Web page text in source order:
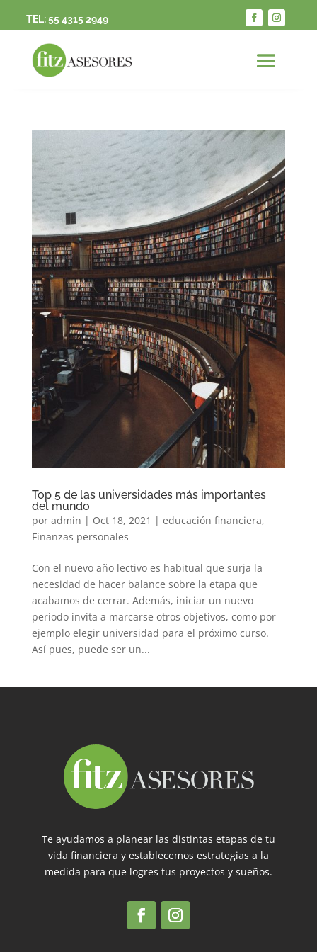
TEL:55 4315 2949
Top 5 de las universidades más importantes
del mundo
por admin | Oct 18, 2021 | educación financiera,
Finanzas personales
Con el nuevo año lectivo es habitual que surja la
necesidad de hacer balance sobre la etapa que
acabamos de cerrar. Además, iniciar un nuevo
periodo invita a marcarse otros objetivos, como por
ejemplo elegir universidad para el próximo curso.
Así pues, puede ser un...
Te ayudamos a planear las distintas etapas de tu
vida financiera y establecemos estrategias a la
medida para que logres tus proyectos y sueños.